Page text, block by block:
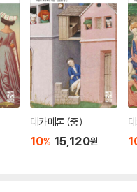
데카메론 (중)
10% 15,120원